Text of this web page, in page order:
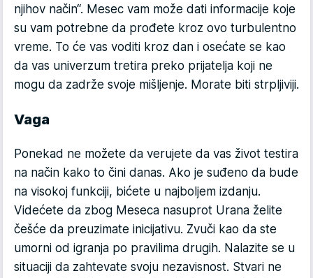
njihov način“. Mesec vam može dati informacije koje
su vam potrebne da prođete kroz ovo turbulentno
vreme. To će vas voditi kroz dan i osećate se kao
da vas univerzum tretira preko prijatelja koji ne
mogu da zadrže svoje mišljenje. Morate biti strpljiviji.
Vaga
Ponekad ne možete da verujete da vas život testira
na način kako to čini danas. Ako je suđeno da bude
na visokoj funkciji, bićete u najboljem izdanju.
Videćete da zbog Meseca nasuprot Urana želite
češće da preuzimate inicijativu. Zvuči kao da ste
umorni od igranja po pravilima drugih. Nalazite se u
situaciji da zahtevate svoju nezavisnost. Stvari ne